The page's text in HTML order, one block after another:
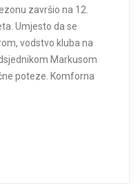
završio na 12.
Umjesto da se
vodstvo kluba na
Markusom
poteze. Komforna